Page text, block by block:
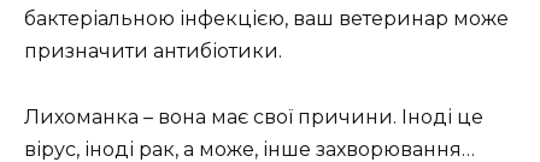
бактеріальною інфекцією, ваш ветеринар може
призначити антибіотики.
Лихоманка – вона має свої причини. Іноді це
вірус, іноді рак, а може, інше захворювання…